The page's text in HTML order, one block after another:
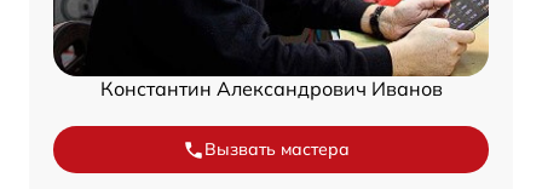
Константин Александрович Иванов
Вызвать мастера